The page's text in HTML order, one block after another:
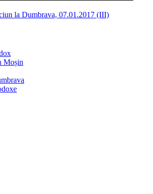
la Dumbrava, 07.01.2017 (III)
Moșin